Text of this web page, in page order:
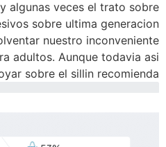
algunas veces el trato sobre
sobre ultima generacion
nuestro inconveniente
adultos. Aunque todavia asi
sobre el silli­n recomienda